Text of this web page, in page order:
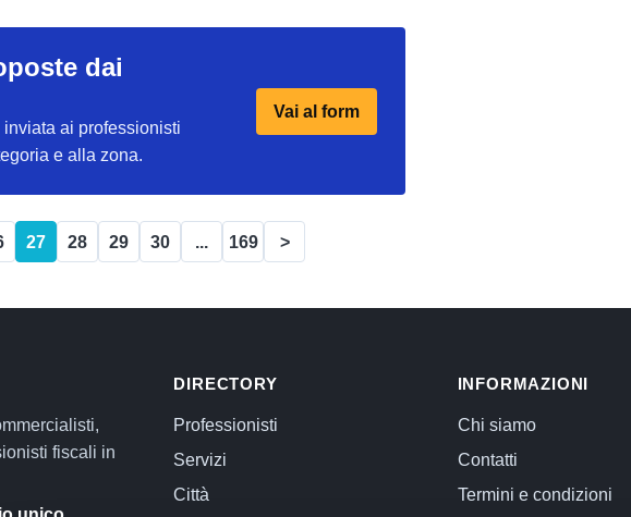
dai
ai professionisti
e alla zona.
Vai al form
27 28 29 30 ... 169 >
fiscali in
DIRECTORY
Professionisti
Servizi
Città
INFORMAZIONI
Chi siamo
Contatti
Termini e condizioni